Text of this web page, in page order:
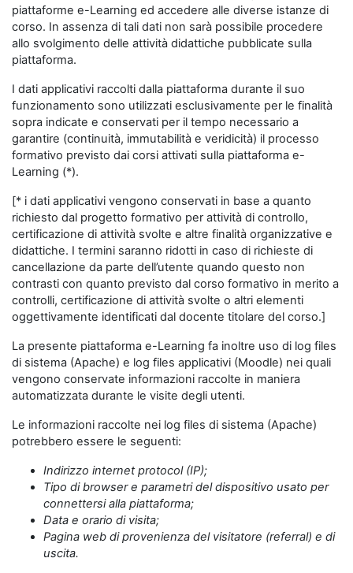
piattaforme e-Learning ed accedere alle diverse istanze di
corso. In assenza di tali dati non sarà possibile procedere
allo svolgimento delle attività didattiche pubblicate sulla
piattaforma.
I dati applicativi raccolti dalla piattaforma durante il suo
funzionamento sono utilizzati esclusivamente per le finalità
sopra indicate e conservati per il tempo necessario a
garantire (continuità, immutabilità e veridicità) il processo
formativo previsto dai corsi attivati sulla piattaforma e-
Learning (*).
[* i dati applicativi vengono conservati in base a quanto
richiesto dal progetto formativo per attività di controllo,
certificazione di attività svolte e altre finalità organizzative e
didattiche. I termini saranno ridotti in caso di richieste di
cancellazione da parte dell’utente quando questo non
contrasti con quanto previsto dal corso formativo in merito a
controlli, certificazione di attività svolte o altri elementi
oggettivamente identificati dal docente titolare del corso.]
La presente piattaforma e-Learning fa inoltre uso di log files
di sistema (Apache) e log files applicativi (Moodle) nei quali
vengono conservate informazioni raccolte in maniera
automatizzata durante le visite degli utenti.
Le informazioni raccolte nei log files di sistema (Apache)
potrebbero essere le seguenti:
Indirizzo internet protocol (IP);
Tipo di browser e parametri del dispositivo usato per
connettersi alla piattaforma;
Data e orario di visita;
Pagina web di provenienza del visitatore (referral) e di
uscita.